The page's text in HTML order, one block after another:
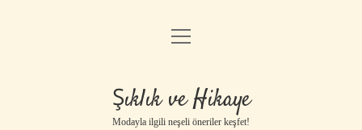
Gizlilik Politikası
Yasal Uyarı
menüyü
Şıklık ve Hikaye
Modayla ilgili neşeli öneriler keşfet!